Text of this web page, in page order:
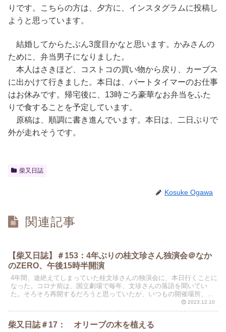
りです。こちらの方は、夕方に、インスタグラムに投稿し
ようと思っています。
結婚してからたぶん3度目かなと思います。かみさんの
ために、弁当男子になりました。
本人はさきほど、コストコの買い物から戻り、カーブス
に出かけて行きました。本日は、パートタイマーのお仕事
はお休みです。帰宅後に、13時ごろ豪華なお弁当をふた
りで食することを予定しています。
原稿は、順調に書き進んでいます。本日は、二日ぶりで
外が走れそうです。
柴又日誌
Kosuke Ogawa
関連記事
【柴又日誌】＃153：4年ぶりの桂文珍さん独演会＠なか
のZERO、午後15時半開演
4年間、途絶えてしまっていた桂文珍さんの独演会に、本日行くことに
なった。コロナ前は、国立劇場で毎年、文珍さんの落語を聞いてい
た。そろそろ再開するだろうと思っていたが、いつもの開催場所、国
立劇場が2023年で建て替えになった。完成は数年先のは...
2023.12.10
柴又日誌＃17： オリーブの木を植える